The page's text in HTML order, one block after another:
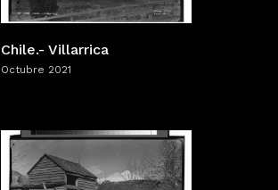
Chile.- Villarrica
Octubre 2021